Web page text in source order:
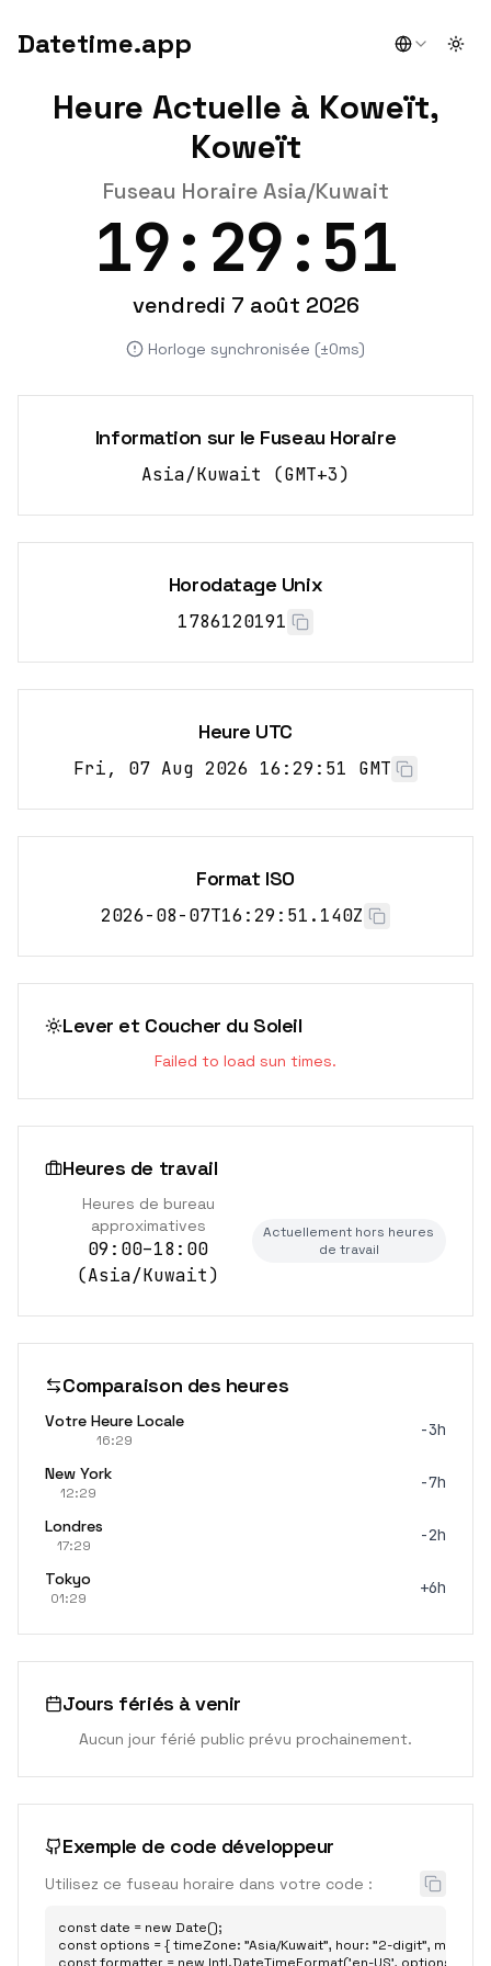
Datetime.app
Heure Actuelle à Koweït,
Koweït
Fuseau Horaire Asia/Kuwait
19:29:51
vendredi 7 août 2026
Horloge synchronisée (±0ms)
Information sur le Fuseau Horaire
Asia/Kuwait (GMT+3)
Horodatage Unix
1786120191
Heure UTC
Fri, 07 Aug 2026 16:29:51 GMT
Format ISO
2026-08-07T16:29:51.140Z
Lever et Coucher du Soleil
Failed to load sun times.
Heures de travail
Heures de bureau
approximatives
09:00–18:00
(Asia/Kuwait)
Actuellement hors heures
de travail
Comparaison des heures
Votre Heure Locale
16:29
-3h
New York
12:29
-7h
Londres
17:29
-2h
Tokyo
01:29
+6h
Jours fériés à venir
Aucun jour férié public prévu prochainement.
Exemple de code développeur
Utilisez ce fuseau horaire dans votre code :
const date = new Date();
const options = { timeZone: "Asia/Kuwait", hour: "2-digit", minute: